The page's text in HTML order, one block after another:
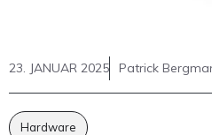
23. JANUAR 2025 Patrick
Hardware